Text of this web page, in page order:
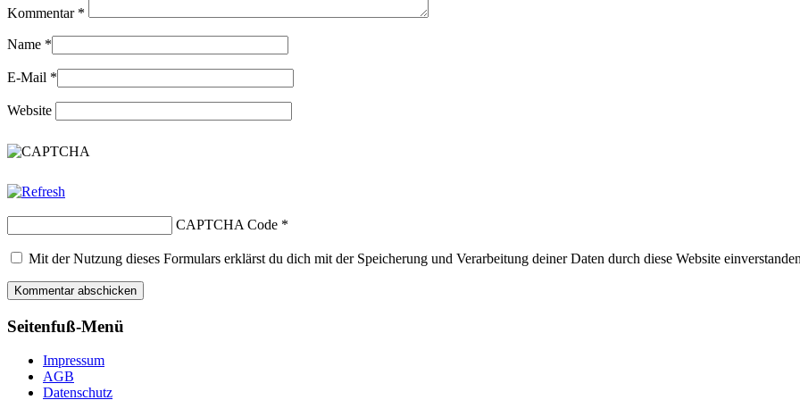
Kommentar *
Name *
E-Mail *
Website
CAPTCHA Code *
Mit der Nutzung dieses Formulars erklärst du dich mit der Speicherung und Verarbeitung deiner Daten durch diese Website
Seitenfuß-Menü
Impressum
AGB
Datenschutz